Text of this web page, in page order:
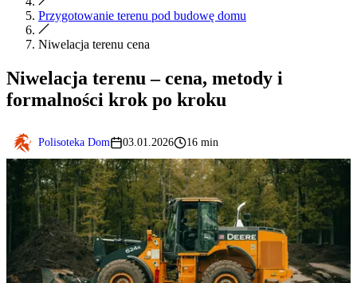
Przygotowanie terenu pod budowę domu
Niwelacja terenu cena
Niwelacja terenu – cena, metody i
formalności krok po kroku
Polisoteka Dom 03.01.2026 16 min